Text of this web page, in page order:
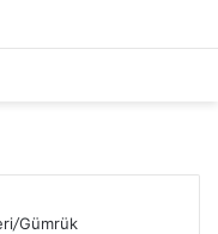
/Gümrük